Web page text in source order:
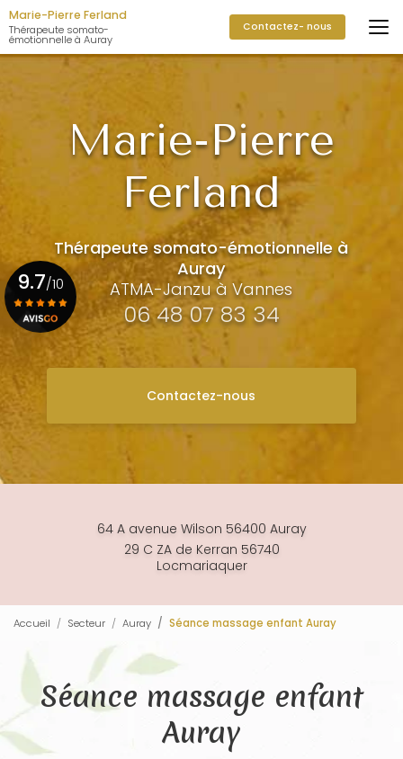
Aller
au
contenu
Marie-Pierre Ferland
Thérapeute somato-
émotionnelle à Auray
Contactez- nous
Marie-Pierre
Ferland
Thérapeute somato-émotionnelle à
Auray
ATMA-Janzu à Vannes
06 48 07 83 34
Contactez-nous
64 A avenue Wilson 56400 Auray
29 C ZA de Kerran 56740
Locmariaquer
9.7/10
Voir le certificat
Accueil Secteur Auray Séance massage enfant Auray
Séance massage enfant
Auray